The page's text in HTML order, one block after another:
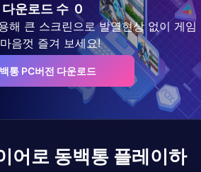
다운로드 수 0
해 큰 스크린으로 발열현상 없이 게임
음껏 즐겨 보세요!
통 PC버전 다운로드
어로 동백통 플레이하